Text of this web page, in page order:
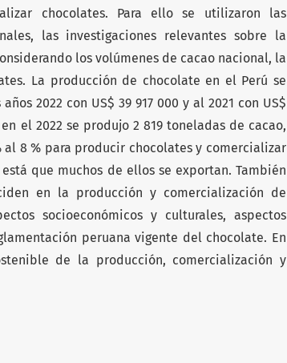
chocolates. Para ello se utilizaron las
las investigaciones relevantes sobre la
los volúmenes de cacao nacional, la
La producción de chocolate en el Perú se
2022 con US$ 39 917 000 y al 2021 con US$
el 2022 se produjo 2 819 toneladas de cacao,
8 % para producir chocolates y comercializar
que muchos de ellos se exportan. También
en la producción y comercialización de
socioeconómicos y culturales, aspectos
peruana vigente del chocolate. En
de la producción, comercialización y